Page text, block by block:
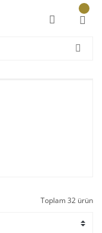
Toplam 32 ürün